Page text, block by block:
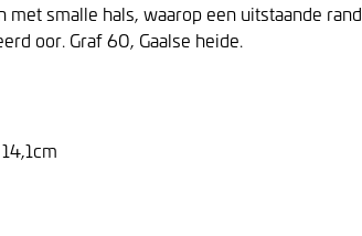
met smalle hals, waarop een uitstaande rand
oor. Graf 60, Gaalse heide.